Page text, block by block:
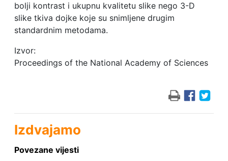
bolji kontrast i ukupnu kvalitetu slike nego 3-D
slike tkiva dojke koje su snimljene drugim
standardnim metodama.
Izvor:
Proceedings of the National Academy of Sciences
Izdvajamo
Povezane vijesti